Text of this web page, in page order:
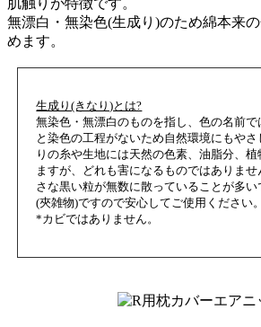
肌触りが特徴です。
無漂白・無染色(生成り)のため綿本来
めます。
生成り(きなり)とは?
無染色・無漂白のものを指し、色の名前で
と染色の工程がないため自然環境にもや
りの糸や生地には天然の色素、油脂分、
ますが、どれも害になるものではありま
さな黒い粒が無数に散っていることが多
(夾雑物)ですので安心してご使用ください。
*カビではありません。